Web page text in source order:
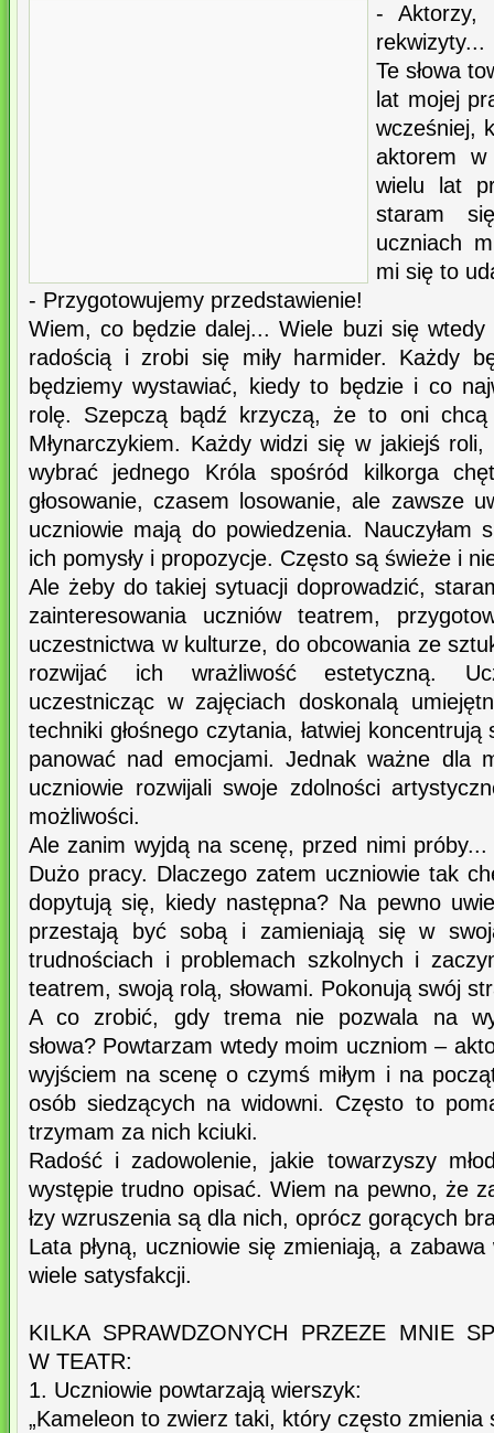
- Aktorzy,
rekwizyty...
Te słowa
lat mojej
wcześniej,
aktorem
wielu lat
staram
uczniach
mi się to
- Przygotowujemy przedstawienie!
Wiem, co będzie dalej... Wiele buzi się wtedy
radością i zrobi się miły harmider. Każdy
będziemy wystawiać, kiedy to będzie i co
rolę. Szepczą bądź krzyczą, że to oni
Młynarczykiem. Każdy widzi się w jakiejś
wybrać jednego Króla spośród kilkorga
głosowanie, czasem losowanie, ale zawsze
uczniowie mają do powiedzenia. Nauczyłam
ich pomysły i propozycje. Często są świeże i
Ale żeby do takiej sytuacji doprowadzić,
zainteresowania uczniów teatrem,
uczestnictwa w kulturze, do obcowania ze
rozwijać ich wrażliwość estetyczną.
uczestnicząc w zajęciach doskonalą
techniki głośnego czytania, łatwiej
panować nad emocjami. Jednak ważne dla
uczniowie rozwijali swoje zdolności
możliwości.
Ale zanim wyjdą na scenę, przed nimi
Dużo pracy. Dlaczego zatem uczniowie tak
dopytują się, kiedy następna? Na pewno
przestają być sobą i zamieniają się w
trudnościach i problemach szkolnych i
teatrem, swoją rolą, słowami. Pokonują swój
A co zrobić, gdy trema nie pozwala na
słowa? Powtarzam wtedy moim uczniom –
wyjściem na scenę o czymś miłym i na
osób siedzących na widowni. Często to
trzymam za nich kciuki.
Radość i zadowolenie, jakie towarzyszy
występie trudno opisać. Wiem na pewno, że
łzy wzruszenia są dla nich, oprócz gorących
Lata płyną, uczniowie się zmieniają, a
wiele satysfakcji.
KILKA SPRAWDZONYCH PRZEZE MNIE
W TEATR:
1. Uczniowie powtarzają wierszyk:
„Kameleon to zwierz taki, który często zmienia